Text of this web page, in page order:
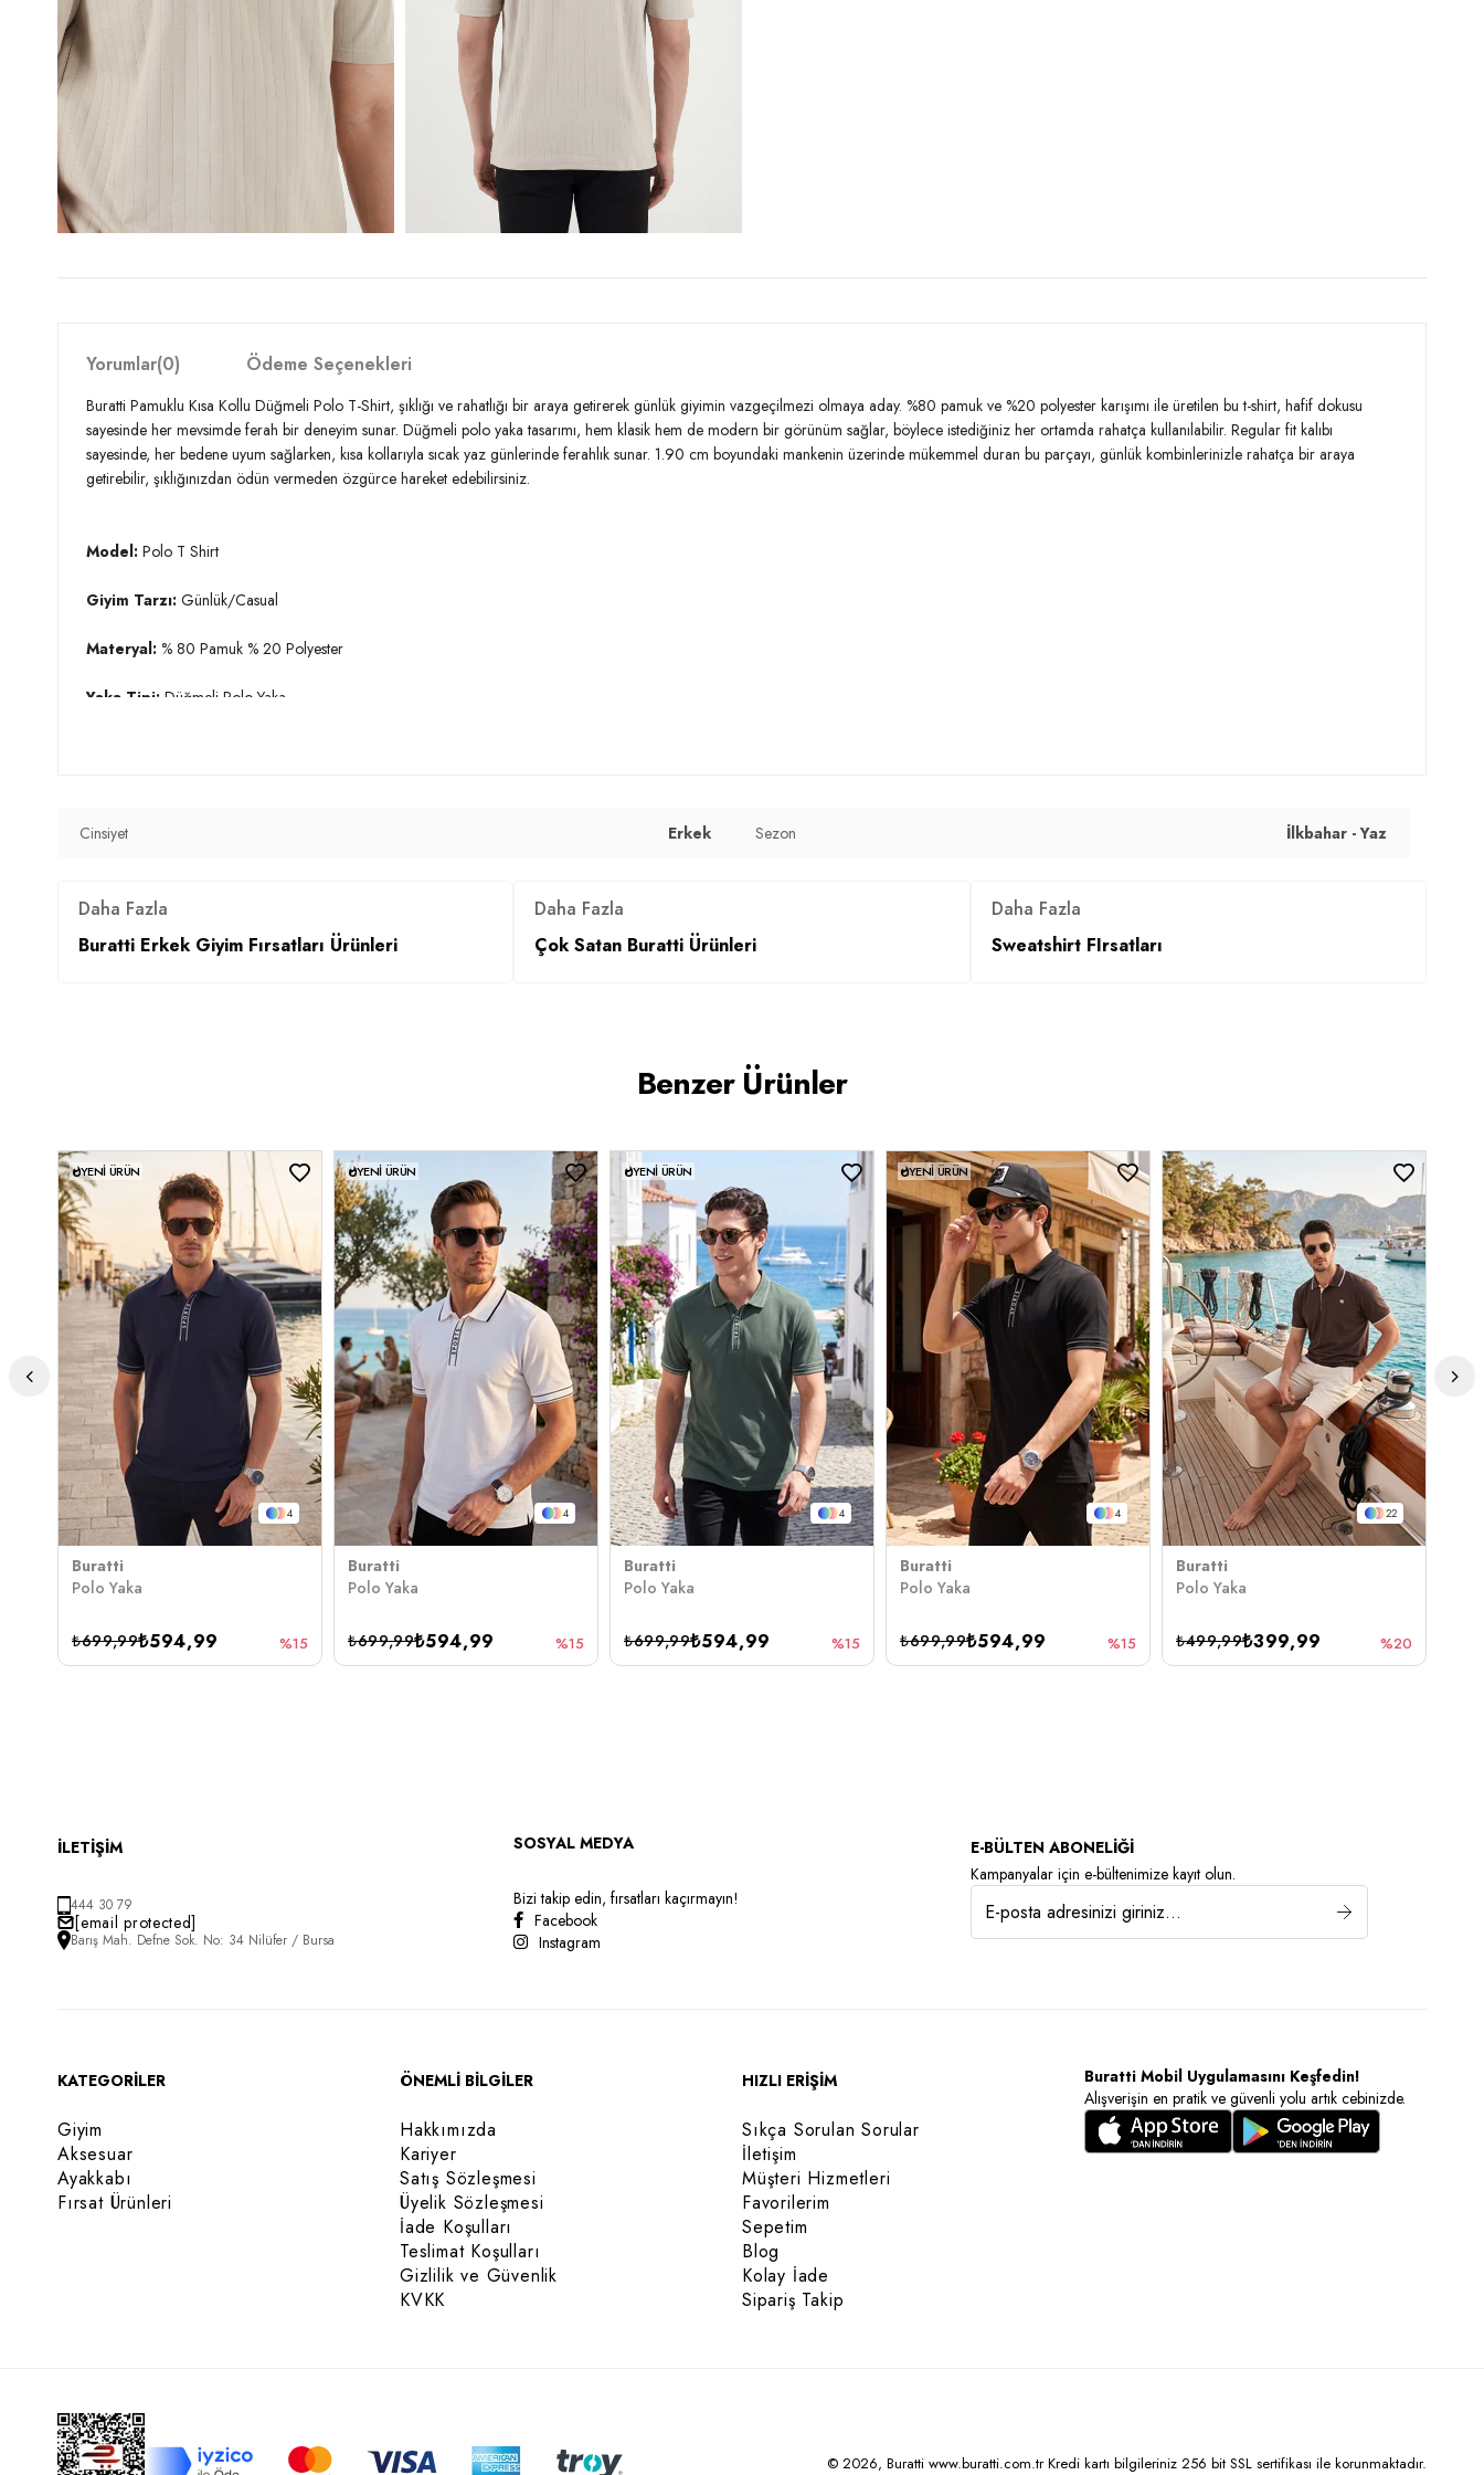
Yorumlar(0) Ödeme Seçenekleri
Buratti Pamuklu Kısa Kollu Düğmeli Polo T-Shirt, şıklığı ve rahatlığı bir araya getirerek günlük giyimin vazgeçilmezi olmaya aday. %80 pamuk ve %20 polyester karışımı ile üretilen bu t-shirt, hafif dokusu
sayesinde her mevsimde ferah bir deneyim sunar. Düğmeli polo yaka tasarımı, hem klasik hem de modern bir görünüm sağlar, böylece istediğiniz her ortamda rahatça kullanılabilir. Regular fit kalıbı
sayesinde, her bedene uyum sağlarken, kısa kollarıyla sıcak yaz günlerinde ferahlık sunar. 1.90 cm boyundaki mankenin üzerinde mükemmel duran bu parçayı, günlük kombinlerinizle rahatça bir araya
getirebilir, şıklığınızdan ödün vermeden özgürce hareket edebilirsiniz.
Model: Polo T Shirt
Giyim Tarzı: Günlük/Casual
Materyal: % 80 Pamuk % 20 Polyester
Yaka Tipi: Düğmeli Polo Yaka
Boy:Standart
Manken Bedeni:Boy : 1.90 cm / Göğüs : 107 cm / Bel : 86 cm / Basen : 103 cm / Beden : XL
Cinsiyet Erkek Sezon İlkbahar - Yaz
Daha Fazla
Buratti Erkek Giyim Fırsatları Ürünleri
Daha Fazla
Çok Satan Buratti Ürünleri
Daha Fazla
Sweatshirt FIrsatları
Benzer Ürünler
4
YENI ÜRÜN
Buratti
Polo Yaka
₺594,99
₺699,99 %15
4
YENI ÜRÜN
Buratti
Polo Yaka
₺594,99
₺699,99 %15
4
YENI ÜRÜN
Buratti
Polo Yaka
₺594,99
₺699,99 %15
4
YENI ÜRÜN
Buratti
Polo Yaka
₺594,99
₺699,99 %15
22
Buratti
Polo Yaka
₺399,99
₺499,99 %20
İLETİŞİM
444 30 79
[email protected]
Barış Mah. Defne Sok. No: 34 Nilüfer / Bursa
SOSYAL MEDYA
Bizi takip edin, fırsatları kaçırmayın!
Facebook
Instagram
E-BÜLTEN ABONELİĞİ
Kampanyalar için e-bültenimize kayıt olun.
KATEGORİLER
Giyim
Aksesuar
Ayakkabı
Fırsat Ürünleri
ÖNEMLİ BİLGİLER
Hakkımızda
Kariyer
Satış Sözleşmesi
Üyelik Sözleşmesi
İade Koşulları
Teslimat Koşulları
Gizlilik ve Güvenlik
KVKK
HIZLI ERİŞİM
Sıkça Sorulan Sorular
İletişim
Müşteri Hizmetleri
Favorilerim
Sepetim
Blog
Kolay İade
Sipariş Takip
Buratti Mobil Uygulamasını Keşfedin!
Alışverişin en pratik ve güvenli yolu artık cebinizde.
© 2026, Buratti www.buratti.com.tr Kredi kartı bilgileriniz 256 bit SSL sertifikası ile korunmaktadır.